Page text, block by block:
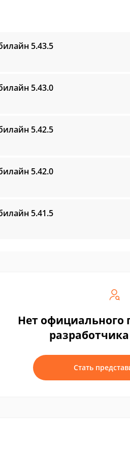
5.43.5
5.43.0
5.42.5
5.42.0
5.41.5
Нет официального
Стать